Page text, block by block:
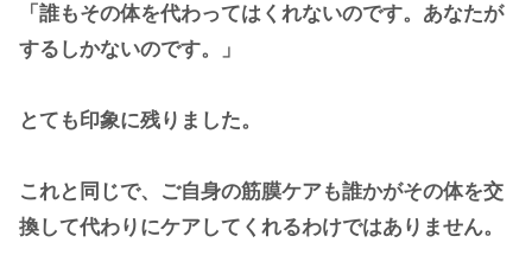
「誰もその体を代わってはくれないのです。あなたが
するしかないのです。」
とても印象に残りました。
これと同じで、ご自身の筋膜ケアも誰かがその体を交
換して代わりにケアしてくれるわけではありません。